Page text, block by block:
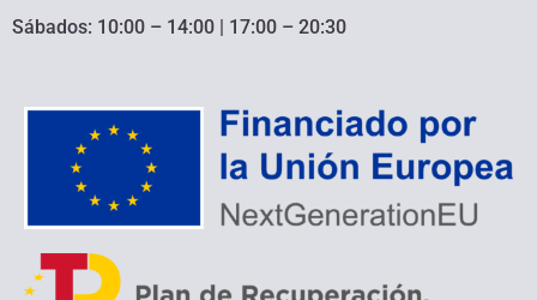
Sábados: 10:00 – 14:00 | 17:00 – 20:30